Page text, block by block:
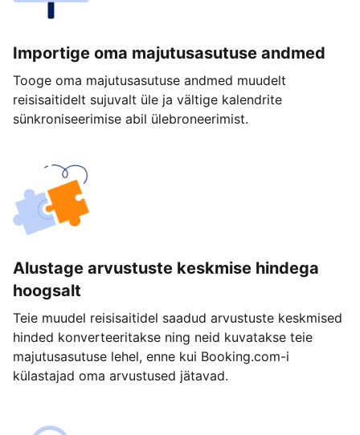
Importige oma majutusasutuse andmed
Tooge oma majutusasutuse andmed muudelt
reisisaitidelt sujuvalt üle ja vältige kalendrite
sünkroniseerimise abil ülebroneerimist.
Alustage arvustuste keskmise hindega
hoogsalt
Teie muudel reisisaitidel saadud arvustuste keskmised
hinded konverteeritakse ning neid kuvatakse teie
majutusasutuse lehel, enne kui Booking.com-i
külastajad oma arvustused jätavad.